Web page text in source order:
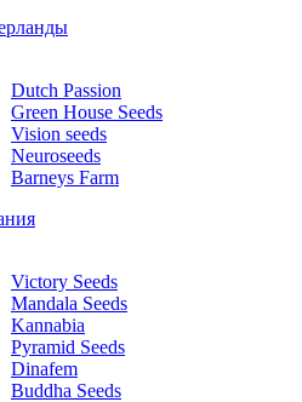
Dutch Passion
Green House Seeds
Vision seeds
Neuroseeds
Barneys Farm
Victory Seeds
Mandala Seeds
Kannabia
Pyramid Seeds
Dinafem
Buddha Seeds